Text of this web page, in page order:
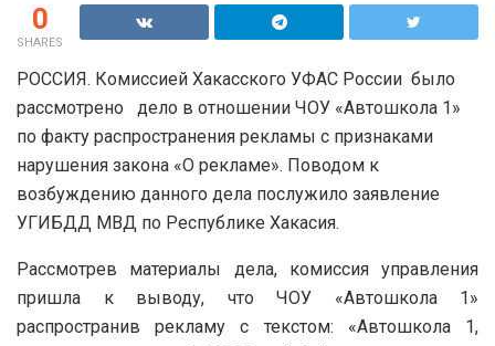
0
SHARES
РОССИЯ. Комиссией Хакасского УФАС России было
рассмотрено дело в отношении ЧОУ «Автошкола 1»
по факту распространения рекламы с признаками
нарушения закона «О рекламе». Поводом к
возбуждению данного дела послужило заявление
УГИБДД МВД по Республике Хакасия.
Рассмотрев материалы дела, комиссия управления
пришла к выводу, что ЧОУ «Автошкола 1»
распространив рекламу с текстом: «Автошкола 1,